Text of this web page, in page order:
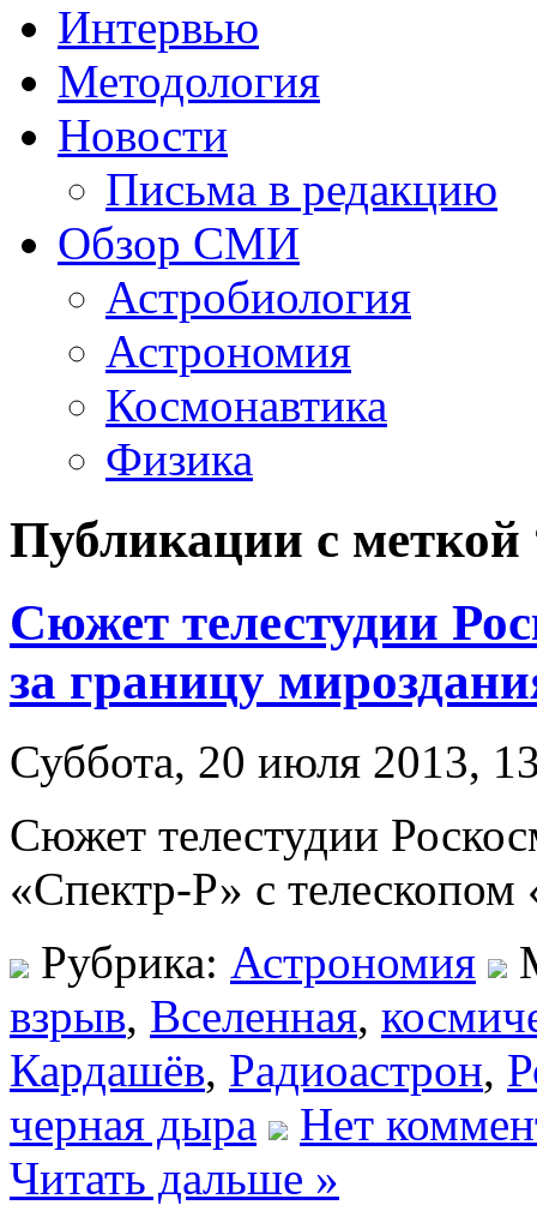
Интервью
Методология
Новости
Письма в редакцию
Обзор СМИ
Астробиология
Астрономия
Космонавтика
Физика
Публикации с меткой
Сюжет телестудии
за границу
Суббота, 20 июля 2013,
Сюжет телестудии
«Спектр-Р» с телескопом
Рубрика: Астрономия
взрыв, Вселенная,
Кардашёв, Радиоастрон,
черная дыра
Нет
Читать дальше »